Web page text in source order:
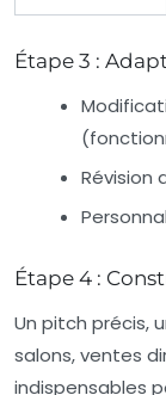
Étape 3 :
Révision
Étape 4 :
Un pitch précis,
salons, ventes
indispensables